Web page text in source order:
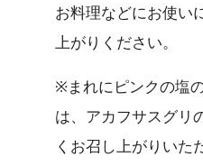
お料理などにお使い
上がりください。
※まれにピンクの塩
は、アカフサスグリ
くお召し上がりいた